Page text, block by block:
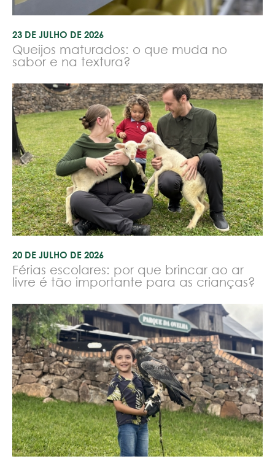
23 DE JULHO DE 2026
Queijos maturados: o que muda no
sabor e na textura?
20 DE JULHO DE 2026
Férias escolares: por que brincar ao ar
livre é tão importante para as crianças?